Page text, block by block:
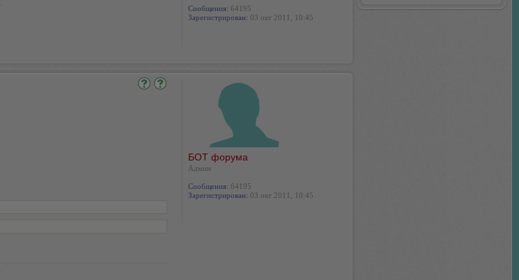
Сообщения: 64195
Зарегистрирован: 03 окт 2011, 10:45
БОТ форума
Админ
Сообщения: 64195
Зарегистрирован: 03 окт 2011, 10:45